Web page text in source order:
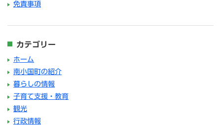
免責事項
カテゴリー
ホーム
南小国町の紹介
暮らしの情報
子育て支援・教育
観光
行政情報